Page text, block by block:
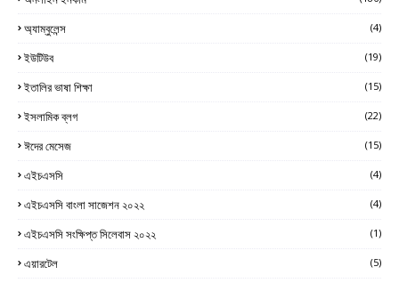
অ্যাম্বুলেন্স (4)
ইউটিউব (19)
ইতালির ভাষা শিক্ষা (15)
ইসলামিক ব্লগ (22)
ঈদের মেসেজ (15)
এইচএসসি (4)
এইচএসসি বাংলা সাজেশন ২০২২ (4)
এইচএসসি সংক্ষিপ্ত সিলেবাস ২০২২ (1)
এয়ারটেল (5)